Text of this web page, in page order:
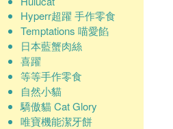
Hyperr超躍 手作零食
Temptations 喵愛餡
日本藍蟹肉絲
喜躍
等等手作零食
自然小貓
驕傲貓 Cat Glory
唯寶機能潔牙餅